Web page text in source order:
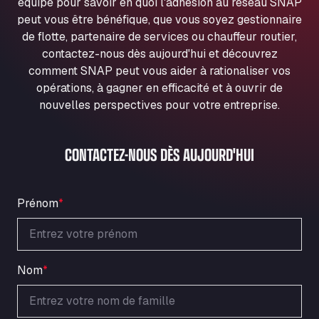
Ul. Torunska 147, 85884
Aqua Ariva GmbH
Marie-Curie-Straße 24, 68219
Aral Autohof Bockel
An der Autobahn 1, 27404
ARAL Autohof Bockenem
ARAL Autohof Merklingen
Nellinger Str. 24, 89188
Schellweilerstraße 1, 66871
ARAL Tankstelle - XXL Truckwash.de
GmbH
Obernburger Str. 127, 63811
Ardleigh South Services
a120 westbound, CO77SL
Area 47 Hermanos Rico
peut vous être bénéfique, que vous soyez gestionnaire
de flotte, partenaire de services ou chauffeur routier,
contactez-nous dès aujourd'hui et découvrez
comment SNAP peut vous aider à rationaliser vos
opérations, à gagner en efficacité et à ouvrir de
nouvelles perspectives pour votre entreprise.
CONTACTEZ-NOUS DÈS AUJOURD'HUI
Prénom*
Nom*